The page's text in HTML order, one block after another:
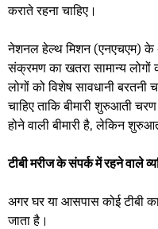
कराते रहना चाहिए।
नेशनल हेल्थ मिशन (एनएचएम) के
संक्रमण का खतरा सामान्य लोगों
लोगों को विशेष सावधानी
चाहिए ताकि बीमारी शुरुआती
होने वाली बीमारी है, लेकिन
टीबी मरीज के संपर्क में रहने वाले
अगर घर या आसपास कोई टीबी
जाता है।